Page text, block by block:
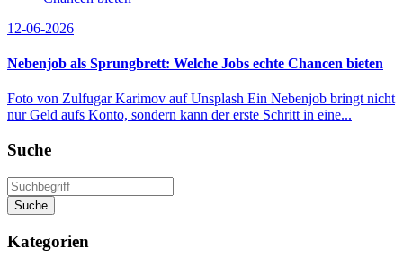
12-06-2026
Nebenjob als Sprungbrett: Welche Jobs echte Chancen bieten
Foto von Zulfugar Karimov auf Unsplash Ein Nebenjob bringt nicht
nur Geld aufs Konto, sondern kann der erste Schritt in eine...
Suche
Suche
Kategorien